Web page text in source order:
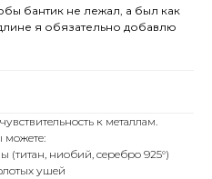
бантик не лежал, а был как
я обязательно добавлю
к металлам.
можете:
(титан, ниобий, серебро 925°)
ушей